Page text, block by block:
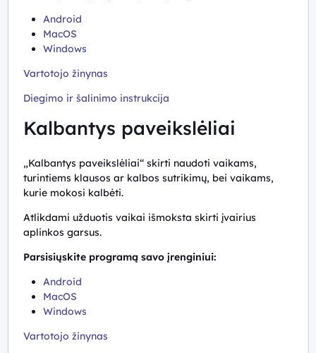
Android
MacOS
Windows
Vartotojo žinynas
Diegimo ir šalinimo instrukcija
Kalbantys paveikslėliai
„Kalbantys paveikslėliai“ skirti naudoti vaikams,
turintiems klausos ar kalbos sutrikimų, bei vaikams,
kurie mokosi kalbėti.
Atlikdami užduotis vaikai išmoksta skirti įvairius
aplinkos garsus.
Parsisiųskite programą savo įrenginiui:
Android
MacOS
Windows
Vartotojo žinynas